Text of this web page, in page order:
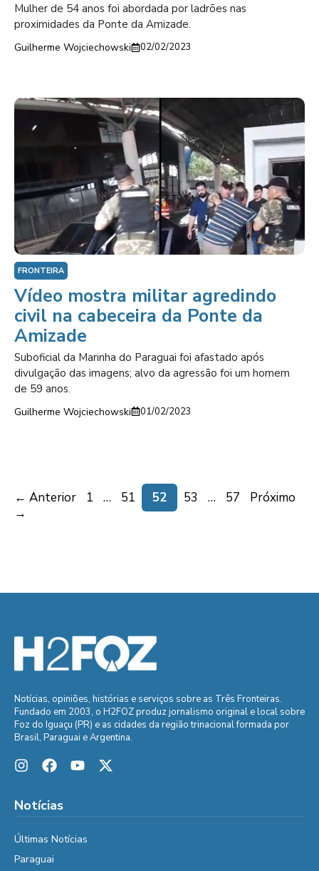
Mulher de 54 anos foi abordada por ladrões nas
proximidades da Ponte da Amizade.
Guilherme Wojciechowski 02/02/2023
FRONTEIRA
Vídeo mostra militar agredindo
civil na cabeceira da Ponte da
Amizade
Suboficial da Marinha do Paraguai foi afastado após
divulgação das imagens; alvo da agressão foi um homem
de 59 anos.
Guilherme Wojciechowski 01/02/2023
← Anterior Page
1 … Page
51 Page
52 Page
53 … Page
57
Próximo
→
Notícias, opiniões, histórias e serviços sobre as Três Fronteiras.
Fundado em 2003, o H2FOZ produz jornalismo original e local sobre
Foz do Iguaçu (PR) e as cidades da região trinacional formada por
Brasil, Paraguai e Argentina.
Notícias
Últimas Notícias
Paraguai